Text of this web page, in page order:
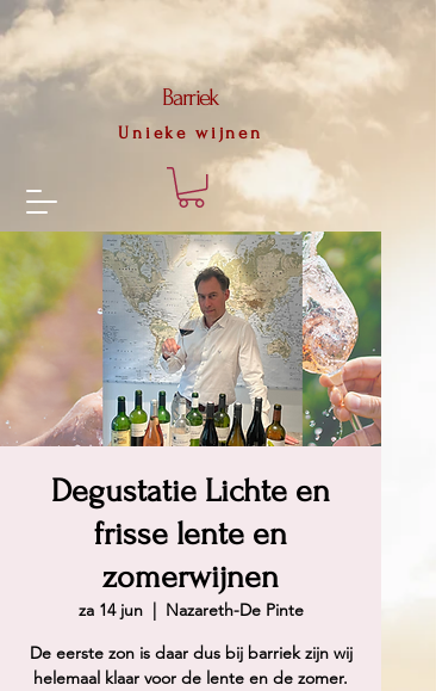
Barriek
Unieke wijnen
Degustatie Lichte en
frisse lente en
zomerwijnen
za 14 jun
  |
Nazareth-De Pinte
De eerste zon is daar dus bij barriek zijn wij
helemaal klaar voor de lente en de zomer.